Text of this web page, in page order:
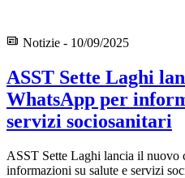
Notizie - 10/09/2025
ASST Sette Laghi
WhatsApp per
servizi sociosanitari
ASST Sette Laghi lancia il nuovo
informazioni su salute e servizi